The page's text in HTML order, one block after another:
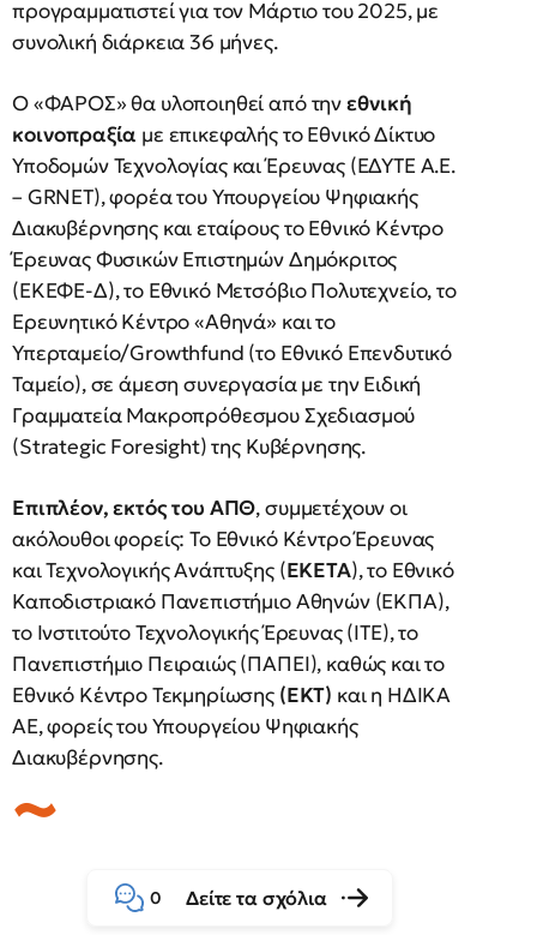
προγραμματιστεί για τον Μάρτιο του 2025, με
συνολική διάρκεια 36 μήνες.
Ο «ΦΑΡΟΣ» θα υλοποιηθεί από τηνεθνική
κοινοπραξία με επικεφαλής το Εθνικό Δίκτυο
Υποδομών Τεχνολογίας και Έρευνας (ΕΔΥΤΕ Α.Ε.
– GRNET), φορέα του Υπουργείου Ψηφιακής
Διακυβέρνησης και εταίρους το Εθνικό Κέντρο
Έρευνας Φυσικών Επιστημών Δημόκριτος
(ΕΚΕΦΕ-Δ), το Εθνικό Μετσόβιο Πολυτεχνείο, το
Ερευνητικό Κέντρο «Αθηνά» και το
Υπερταμείο/Growthfund (το Εθνικό Επενδυτικό
Ταμείο), σε άμεση συνεργασία με την Ειδική
Γραμματεία Μακροπρόθεσμου Σχεδιασμού
(Strategic Foresight) της Κυβέρνησης.
Επιπλέον, εκτός του ΑΠΘ, συμμετέχουν οι
ακόλουθοι φορείς: Το Εθνικό Κέντρο Έρευνας
και Τεχνολογικής Ανάπτυξης (ΕΚΕΤΑ), το Εθνικό
Καποδιστριακό Πανεπιστήμιο Αθηνών (ΕΚΠΑ),
το Ινστιτούτο Τεχνολογικής Έρευνας (ΙΤΕ), το
Πανεπιστήμιο Πειραιώς (ΠΑΠΕΙ), καθώς και το
Εθνικό Κέντρο Τεκμηρίωσης (ΕΚΤ) και η ΗΔΙΚΑ
ΑΕ, φορείς του Υπουργείου Ψηφιακής
Διακυβέρνησης.
0 Δείτε τα σχόλια